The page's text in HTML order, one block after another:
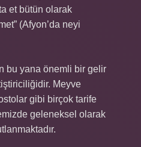
et bütün olarak
(Afyon’da neyi
bu yana önemli bir gelir
Meyve
gibi birçok tarife
geleneksel olarak